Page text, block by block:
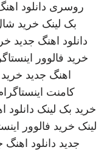
روسری دانلود
بک لینک خرید
دانلود اهنگ جدید
خرید فالوور
اهنگ جدید خرید
کامنت
خرید بک لینک دانلود
لینک خرید فالوور
جدید دانلود اهنگ